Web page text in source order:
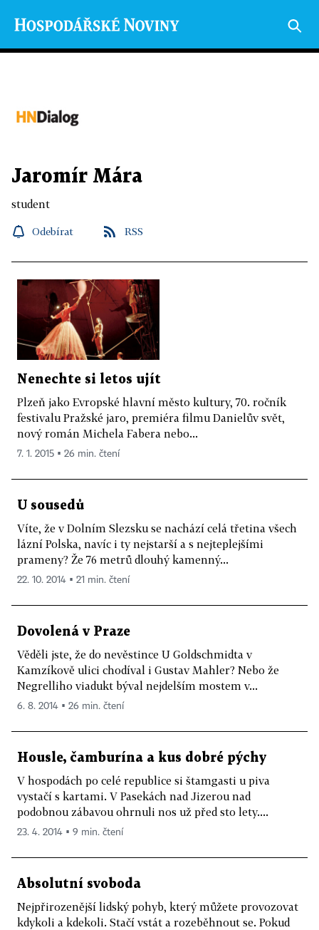
Jaromír Mára
student
Odebírat RSS
Nenechte si letos ujít
Plzeň jako Evropské hlavní město kultury, 70. ročník
festivalu Pražské jaro, premiéra filmu Danielův svět,
nový román Michela Fabera nebo...
7. 1. 2015 ▪ 26 min. čtení
U sousedů
Víte, že v Dolním Slezsku se nachází celá třetina všech
lázní Polska, navíc i ty nejstarší a s nejteplejšími
prameny? Že 76 metrů dlouhý kamenný...
22. 10. 2014 ▪ 21 min. čtení
Dovolená v Praze
Věděli jste, že do nevěstince U Goldschmidta v
Kamzíkově ulici chodíval i Gustav Mahler? Nebo že
Negrelliho viadukt býval nejdelším mostem v...
6. 8. 2014 ▪ 26 min. čtení
Housle, čamburína a kus dobré pýchy
V hospodách po celé republice si štamgasti u piva
vystačí s kartami. V Pasekách nad Jizerou nad
podobnou zábavou ohrnuli nos už před sto lety....
23. 4. 2014 ▪ 9 min. čtení
Absolutní svoboda
Nejpřirozenější lidský pohyb, který můžete provozovat
kdykoli a kdekoli. Stačí vstát a rozeběhnout se. Pokud